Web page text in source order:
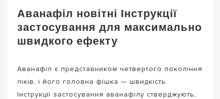
Аванафіл новітні Інструкції
застосування для максимально
швидкого ефекту
Аванафіл є представником четвертого покоління
ліків, і його головна фішка — швидкість.
Інструкції застосування аванафілу стверджують,